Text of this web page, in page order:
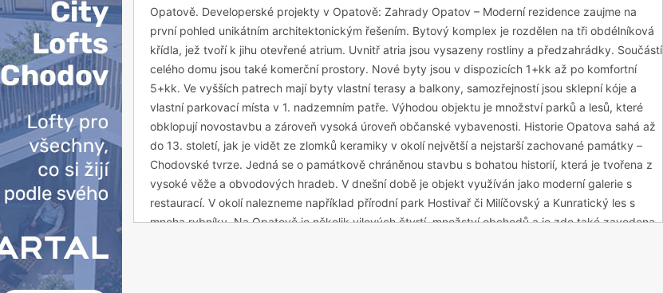
Opatově. Developerské projekty v Opatově: Zahrady Opatov – Moderní rezidence zaujme na
první pohled unikátním architektonickým řešením. Bytový komplex je rozdělen na tři obdélníková
křídla, jež tvoří k jihu otevřené atrium. Uvnitř atria jsou vysazeny rostliny a předzahrádky. Součástí
celého domu jsou také komerční prostory. Nové byty jsou v dispozicích 1+kk až po komfortní
5+kk. Ve vyšších patrech mají byty vlastní terasy a balkony, samozřejností jsou sklepní kóje a
vlastní parkovací místa v 1. nadzemním patře. Výhodou objektu je množství parků a lesů, které
obklopují novostavbu a zároveň vysoká úroveň občanské vybavenosti. Historie Opatova sahá až
do 13. století, jak je vidět ze zlomků keramiky v okolí největší a nejstarší zachované památky –
Chodovské tvrze. Jedná se o památkově chráněnou stavbu s bohatou historií, která je tvořena z
vysoké věže a obvodových hradeb. V dnešní době je objekt využíván jako moderní galerie s
restaurací. V okolí nalezneme například přírodní park Hostivař či Milíčovský a Kunratický les s
mnoha rybníky. Na Opatově je několik vilových čtvrtí, množství obchodů a je zde také zavedena